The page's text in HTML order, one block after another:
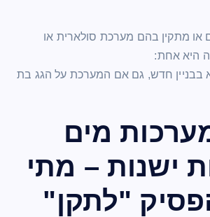
או מתקין בהם מערכת סולארית או
היא אחת:
בבניין חדש, גם אם המערכת על הגג בת
מים
ישנות – מתי
"לתקן"